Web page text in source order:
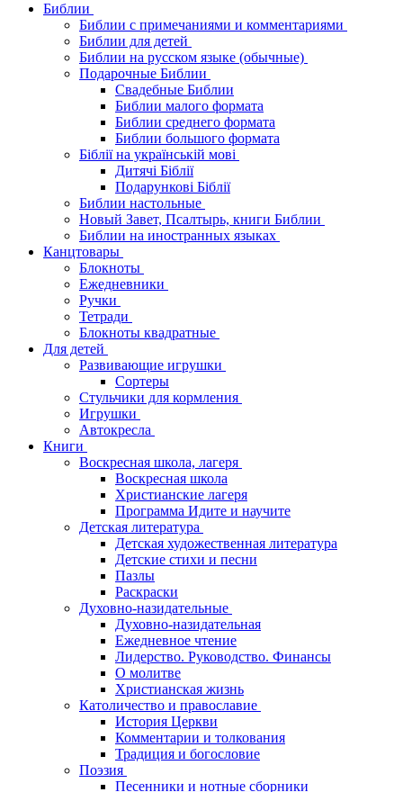
Библии
Библии с примечаниями и комментариями
Библии для детей
Библии на русском языке (обычные)
Подарочные Библии
Свадебные Библии
Библии малого формата
Библии среднего формата
Библии большого формата
Біблії на українській мові
Дитячі Біблії
Подарункові Біблії
Библии настольные
Новый Завет, Псалтырь, книги Библии
Библии на иностранных языках
Канцтовары
Блокноты
Ежедневники
Ручки
Тетради
Блокноты квадратные
Для детей
Развивающие игрушки
Сортеры
Стульчики для кормления
Игрушки
Автокресла
Книги
Воскресная школа, лагеря
Воскресная школа
Христианские лагеря
Программа Идите и научите
Детская литература
Детская художественная литература
Детские стихи и песни
Пазлы
Раскраски
Духовно-назидательные
Духовно-назидательная
Ежедневное чтение
Лидерство. Руководство. Финансы
О молитве
Христианская жизнь
Католичество и православие
История Церкви
Комментарии и толкования
Традиция и богословие
Поэзия
Песенники и нотные сборники